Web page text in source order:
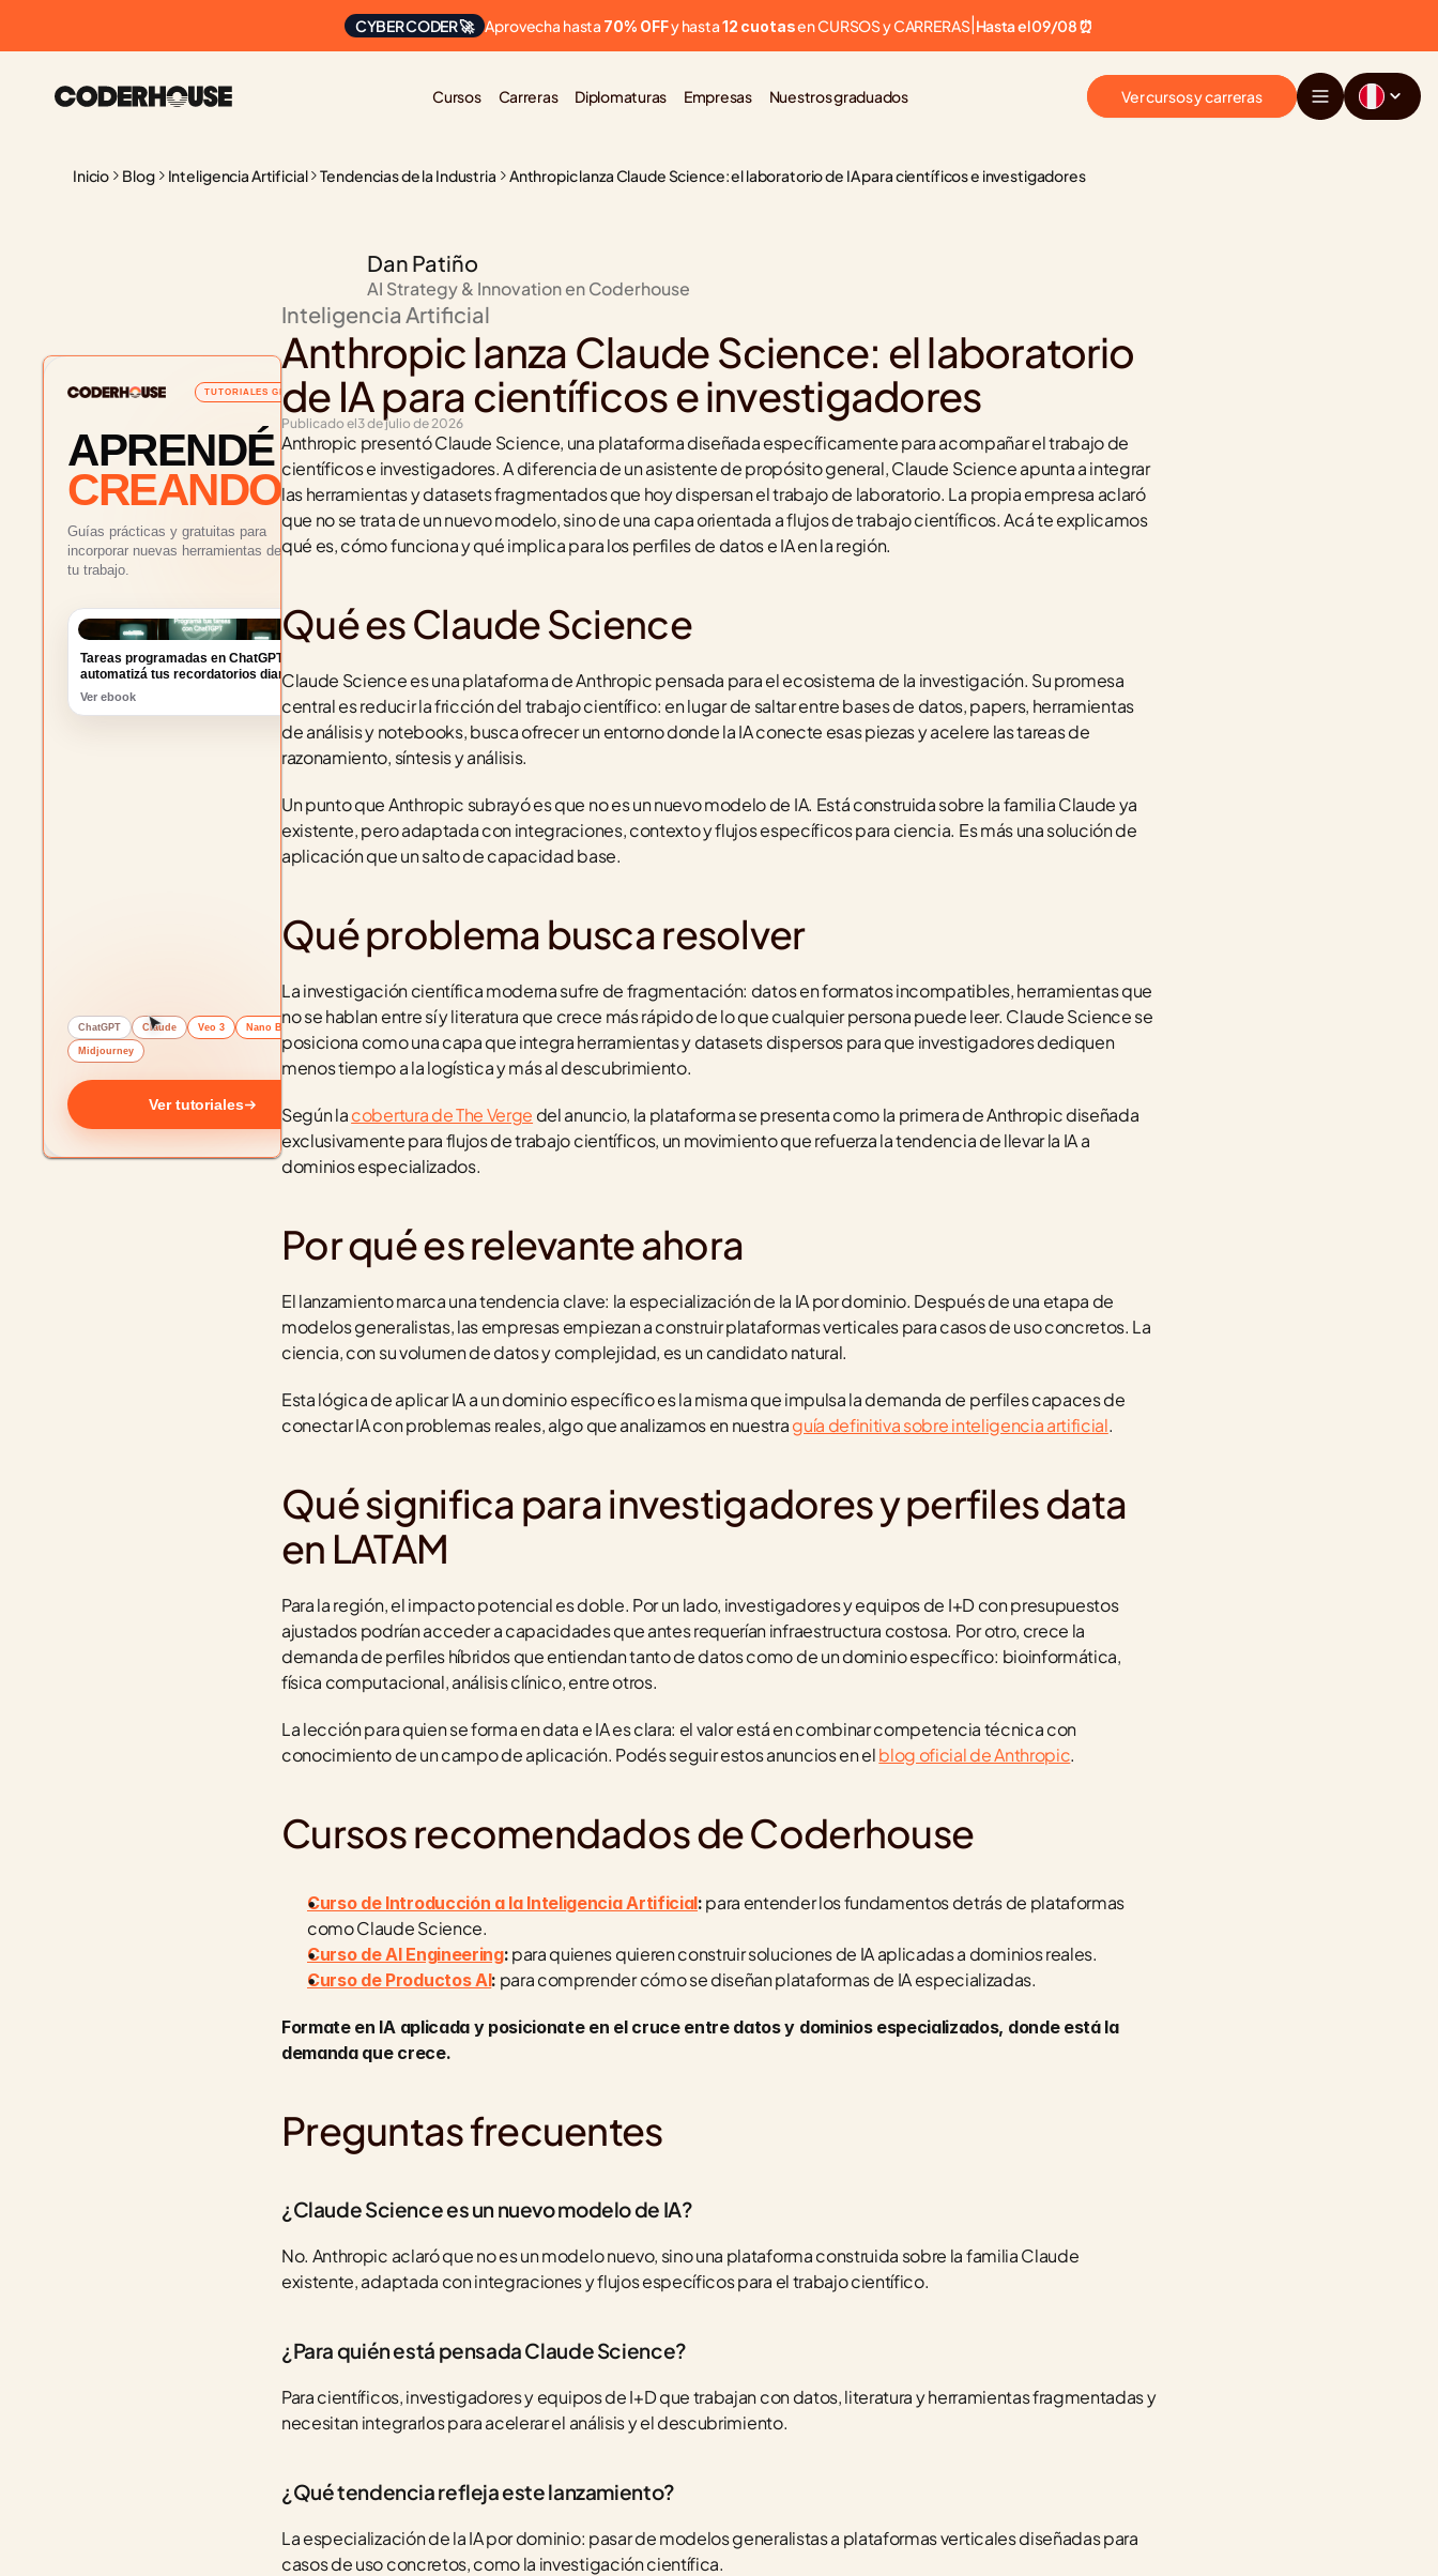
CYBER CODER 🚀 Aprovecha hasta 70% OFF y hasta 12 cuotas en CURSOS y CARRERAS| Hasta el 09/08 ⏰
Cursos Carreras Diplomaturas Empresas Nuestros graduados Ver cursos y carreras
Inicio Blog Inteligencia Artificial Tendencias de la Industria Anthropic lanza Claude Science: el laboratorio de IA para científicos e investigadores
TUTORIALES GRATUITOS
APRENDÉ
CREANDO
Guías prácticas y gratuitas para
incorporar nuevas herramientas de IA a
tu trabajo.
Tareas programadas en ChatGPT:
automatizá tus recordatorios diarios
Ver ebook
ChatGPT Claude Veo 3 Nano Banana
Midjourney
Ver tutoriales
Dan Patiño
AI Strategy & Innovation en Coderhouse
Inteligencia Artificial
Anthropic lanza Claude Science: el laboratorio
de IA para científicos e investigadores
Publicado el3 de julio de 2026
Anthropic presentó Claude Science, una plataforma diseñada específicamente para acompañar el trabajo de
científicos e investigadores. A diferencia de un asistente de propósito general, Claude Science apunta a integrar
las herramientas y datasets fragmentados que hoy dispersan el trabajo de laboratorio. La propia empresa aclaró
que no se trata de un nuevo modelo, sino de una capa orientada a flujos de trabajo científicos. Acá te explicamos
qué es, cómo funciona y qué implica para los perfiles de datos e IA en la región.
Qué es Claude Science
Claude Science es una plataforma de Anthropic pensada para el ecosistema de la investigación. Su promesa
central es reducir la fricción del trabajo científico: en lugar de saltar entre bases de datos, papers, herramientas
de análisis y notebooks, busca ofrecer un entorno donde la IA conecte esas piezas y acelere las tareas de
razonamiento, síntesis y análisis.
Un punto que Anthropic subrayó es que no es un nuevo modelo de IA. Está construida sobre la familia Claude ya
existente, pero adaptada con integraciones, contexto y flujos específicos para ciencia. Es más una solución de
aplicación que un salto de capacidad base.
Qué problema busca resolver
La investigación científica moderna sufre de fragmentación: datos en formatos incompatibles, herramientas que
no se hablan entre sí y literatura que crece más rápido de lo que cualquier persona puede leer. Claude Science se
posiciona como una capa que integra herramientas y datasets dispersos para que investigadores dediquen
menos tiempo a la logística y más al descubrimiento.
Según la cobertura de The Verge del anuncio, la plataforma se presenta como la primera de Anthropic diseñada
exclusivamente para flujos de trabajo científicos, un movimiento que refuerza la tendencia de llevar la IA a
dominios especializados.
Por qué es relevante ahora
El lanzamiento marca una tendencia clave: la especialización de la IA por dominio. Después de una etapa de
modelos generalistas, las empresas empiezan a construir plataformas verticales para casos de uso concretos. La
ciencia, con su volumen de datos y complejidad, es un candidato natural.
Esta lógica de aplicar IA a un dominio específico es la misma que impulsa la demanda de perfiles capaces de
conectar IA con problemas reales, algo que analizamos en nuestra guía definitiva sobre inteligencia artificial.
Qué significa para investigadores y perfiles data
en LATAM
Para la región, el impacto potencial es doble. Por un lado, investigadores y equipos de I+D con presupuestos
ajustados podrían acceder a capacidades que antes requerían infraestructura costosa. Por otro, crece la
demanda de perfiles híbridos que entiendan tanto de datos como de un dominio específico: bioinformática,
física computacional, análisis clínico, entre otros.
La lección para quien se forma en data e IA es clara: el valor está en combinar competencia técnica con
conocimiento de un campo de aplicación. Podés seguir estos anuncios en el blog oficial de Anthropic.
Cursos recomendados de Coderhouse
Curso de Introducción a la Inteligencia Artificial: para entender los fundamentos detrás de plataformas
como Claude Science.
Curso de AI Engineering: para quienes quieren construir soluciones de IA aplicadas a dominios reales.
Curso de Productos AI: para comprender cómo se diseñan plataformas de IA especializadas.
Formate en IA aplicada y posicionate en el cruce entre datos y dominios especializados, donde está la
demanda que crece.
Preguntas frecuentes
¿Claude Science es un nuevo modelo de IA?
No. Anthropic aclaró que no es un modelo nuevo, sino una plataforma construida sobre la familia Claude
existente, adaptada con integraciones y flujos específicos para el trabajo científico.
¿Para quién está pensada Claude Science?
Para científicos, investigadores y equipos de I+D que trabajan con datos, literatura y herramientas fragmentadas y
necesitan integrarlos para acelerar el análisis y el descubrimiento.
¿Qué tendencia refleja este lanzamiento?
La especialización de la IA por dominio: pasar de modelos generalistas a plataformas verticales diseñadas para
casos de uso concretos, como la investigación científica.